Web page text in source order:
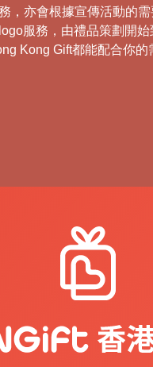
，亦會根據宣傳活動的
服務，由禮品策劃開始
Kong Gift都能配合你的
客戶在贈與受贈之間找到
傳遞您的企業理念和文化
紀念品。這些定制的產品
業標誌，更能將企業的